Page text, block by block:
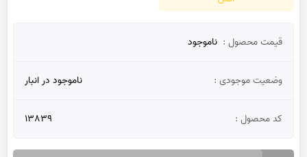
قیمت محصول : ناموجود
وضعیت موجودی : ناموجود در انبار
کد محصول : 13839